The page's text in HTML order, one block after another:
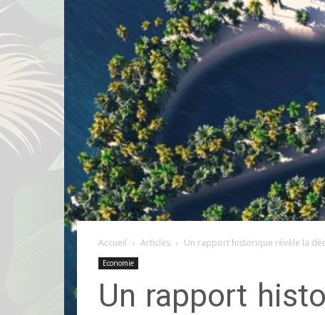
Accueil Articles Un rapport historique révèle la
Economie
Un rapport